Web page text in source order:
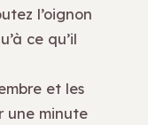
l’oignon
ce qu’il
et les
une minute